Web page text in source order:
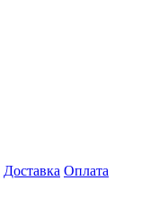
Доставка Оплата